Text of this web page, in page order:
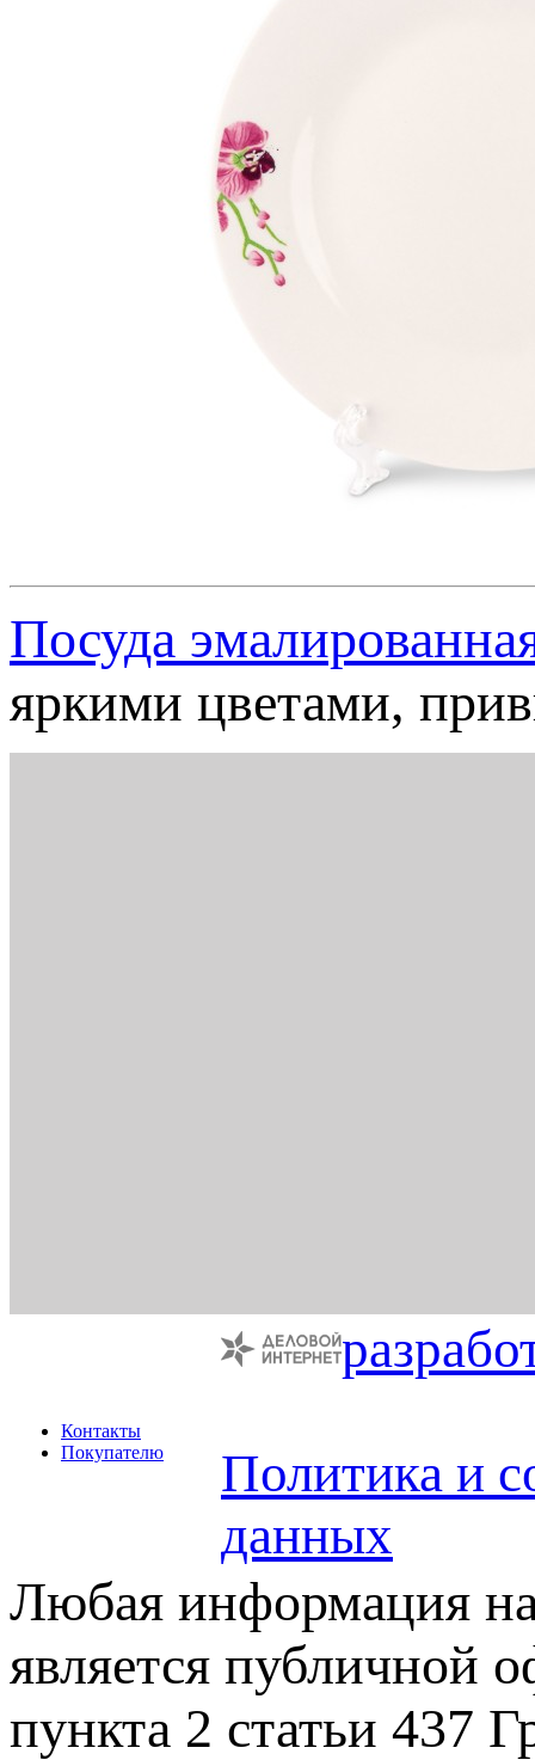
Посуда
яркими цветами,
Контакты
Покупателю
Политика и
данных
Любая информация на
является публичной
пункта 2 статьи 437